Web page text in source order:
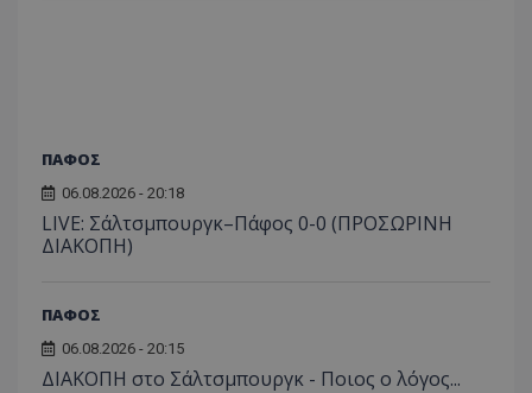
ΠΑΦΟΣ
06.08.2026 - 20:18
LIVE: Σάλτσμπουργκ–Πάφος 0-0 (ΠΡΟΣΩΡΙΝΗ
ΔΙΑΚΟΠΗ)
ΠΑΦΟΣ
06.08.2026 - 20:15
ΔΙΑΚΟΠΗ στο Σάλτσμπουργκ - Ποιος ο λόγος...